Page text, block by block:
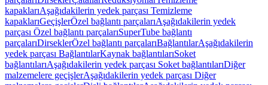
kapaklarıAşağıdakilerin yedek parçası Temizleme
kapaklarıGeçişlerÖzel bağlantı parçalarıAşağıdakilerin yedek
parçası Özel bağlantı parçalarıSuperTube bağlantı
parçalarıDirseklerÖzel bağlantı parçalarıBağlantılarAşağıdakilerin
yedek parçası BağlantılarKaynak bağlantılarıSoket
bağlantılarıAşağıdakilerin yedek parçası Soket bağlantılarıDiğer
malzemelere geçişlerAşağıdakilerin yedek parçası Diğer